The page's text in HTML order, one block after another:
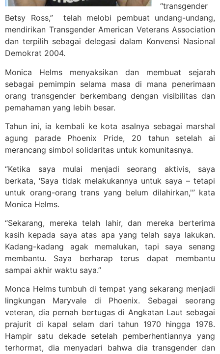
“transgender
Betsy Ross,” telah melobi pembuat undang-undang,
mendirikan Transgender American Veterans Association
dan terpilih sebagai delegasi dalam Konvensi Nasional
Demokrat 2004.
Monica Helms menyaksikan dan membuat sejarah
sebagai pemimpin selama masa di mana penerimaan
orang transgender berkembang dengan visibilitas dan
pemahaman yang lebih besar.
Tahun ini, ia kembali ke kota asalnya sebagai marshal
agung parade Phoenix Pride, 20 tahun setelah ai
merancang simbol solidaritas untuk komunitasnya.
“Ketika saya mulai menjadi seorang aktivis, saya
berkata, ‘Saya tidak melakukannya untuk saya – tetapi
untuk orang-orang trans yang belum dilahirkan,'” kata
Monica Helms.
“Sekarang, mereka telah lahir, dan mereka berterima
kasih kepada saya atas apa yang telah saya lakukan.
Kadang-kadang agak memalukan, tapi saya senang
membantu. Saya berharap terus dapat membantu
sampai akhir waktu saya.”
Monca Helms tumbuh di tempat yang sekarang menjadi
lingkungan Maryvale di Phoenix. Sebagai seorang
veteran, dia pernah bertugas di Angkatan Laut sebagai
prajurit di kapal selam dari tahun 1970 hingga 1978.
Hampir satu dekade setelah pemberhentiannya yang
terhormat, dia menyadari bahwa dia transgender dan